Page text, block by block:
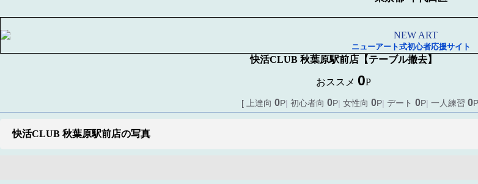
ニューアート式初心者応援サイト
快活CLUB 秋葉原駅前店 【テーブル撤去】
おススメ 0P
[ 上達向 0P 初心者向 0P 女性向 0P デート 0P 一人練習 0P
快活CLUB 秋葉原駅前店の写真